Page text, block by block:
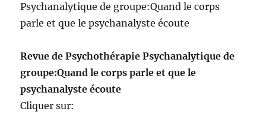
Psychanalytique de groupe:Quand le corps
parle et que le psychanalyste écoute
Revue de Psychothérapie Psychanalytique de
groupe:Quand le corps parle et que le
psychanalyste écoute
Cliquer sur: